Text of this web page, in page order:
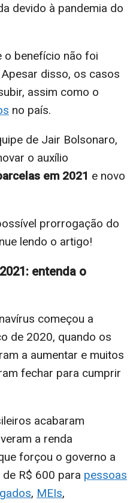
devido à pandemia do
o benefício não foi
disso, os casos
assim como o
no país.
de Jair Bolsonaro,
o auxílio
em 2021 e novo
prorrogação do
lendo o artigo!
entenda o
começou a
de 2020, quando os
a aumentar e muitos
fechar para cumprir
acabaram
a renda
forçou o governo a
R$ 600 para pessoas
, MEIs,